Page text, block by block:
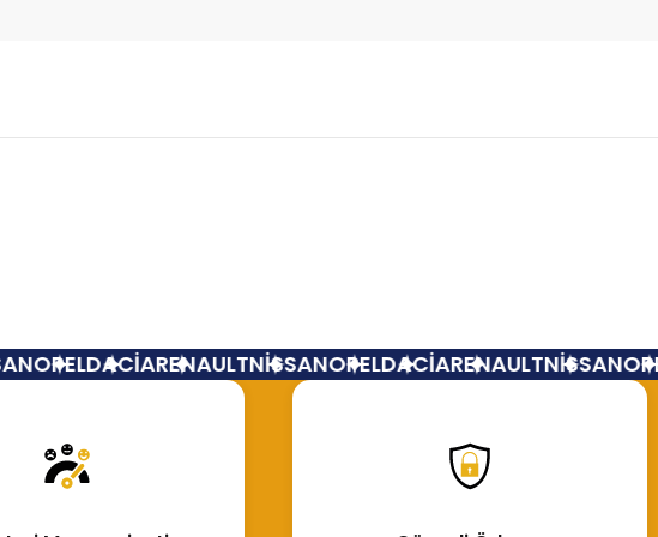
OPELDACİARENAULTNİSSANOPELDACİARENAULTNİSSANOPEL